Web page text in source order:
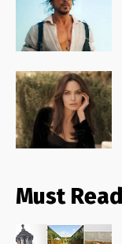
Must Read